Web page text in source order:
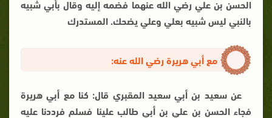
الحسن بن علي رضي الله عنهما فضمه إليه وقال بأبي شبيه
بالنبي ليس شبيه بعلي وعلي يضحك. المستدرك
مع أبي هريرة رضي الله عنه:
عن سعيد بن أبي سعيد المقبري قال: كنا مع أبي هريرة
فجاء الحسن بن علي بن أبي طالب علينا فسلم فرددنا عليه